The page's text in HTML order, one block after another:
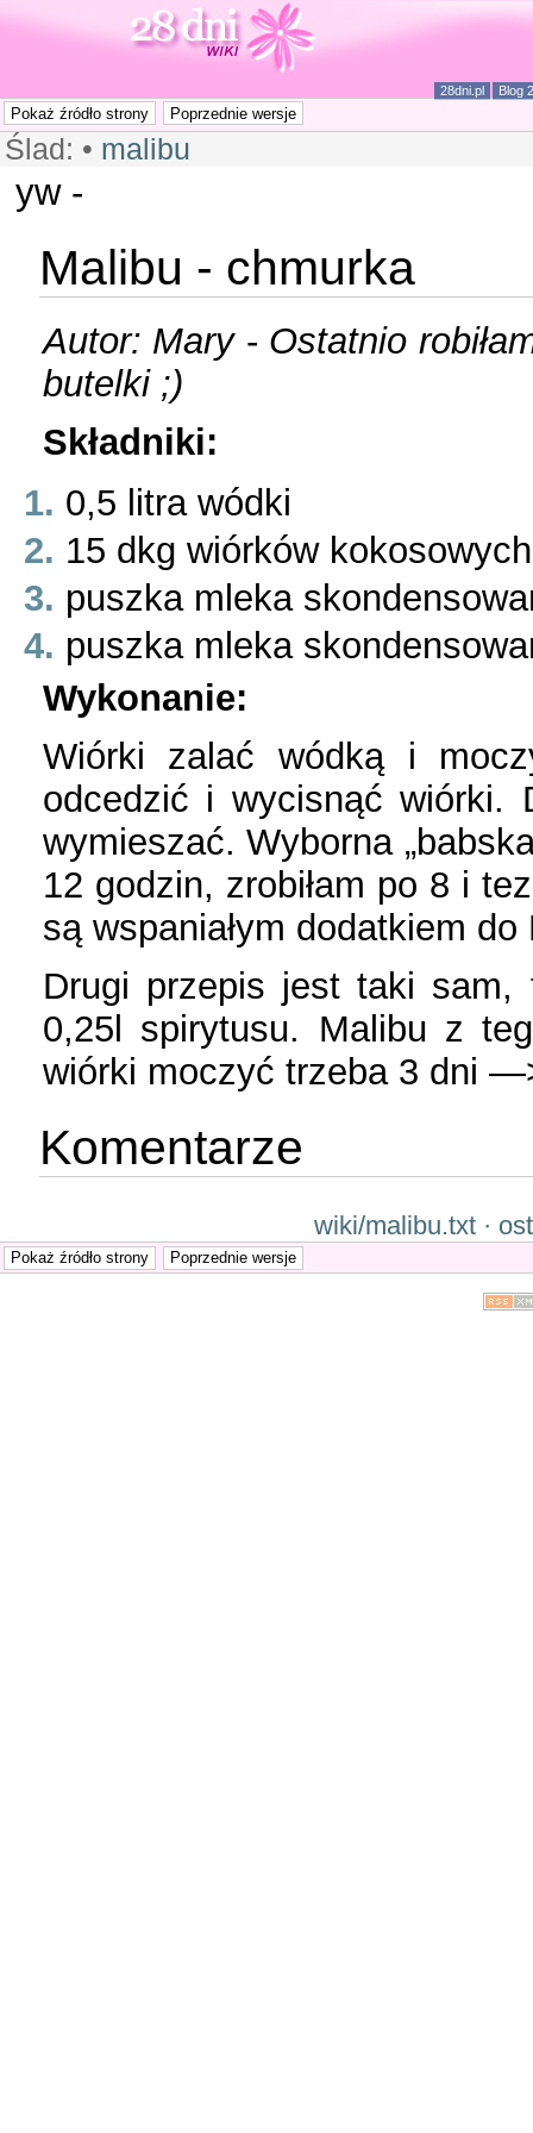
28dni.pl Blog
Ślad: • malibu
yw -
Malibu - chmurka
Autor: Mary- Ostatnio
butelki ;)
Składniki:
0,5 litra wódki
15 dkg wiórków kokosowych
puszka mleka
puszka mleka
Wykonanie:
Wiórki zalać wódką i
odcedzić i wycisnąć wiórki.
wymieszać. Wyborna
12 godzin, zrobiłam po 8 i
są wspaniałym dodatkiem
Drugi przepis jest taki
0,25l spirytusu. Malibu z
wiórki moczyć trzeba 3 dni
Komentarze
wiki/malibu.txt ·